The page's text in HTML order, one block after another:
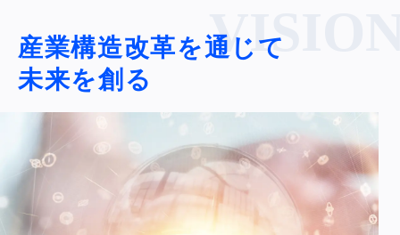
産業構造改革を通じて
未来を創る